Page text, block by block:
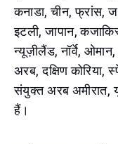
कनाडा, चीन, फ्रांस,
इटली, जापान,
न्यूज़ीलैंड, नॉर्वे,
अरब, दक्षिण कोरिया,
संयुक्त अरब अमीरात,
हैं।